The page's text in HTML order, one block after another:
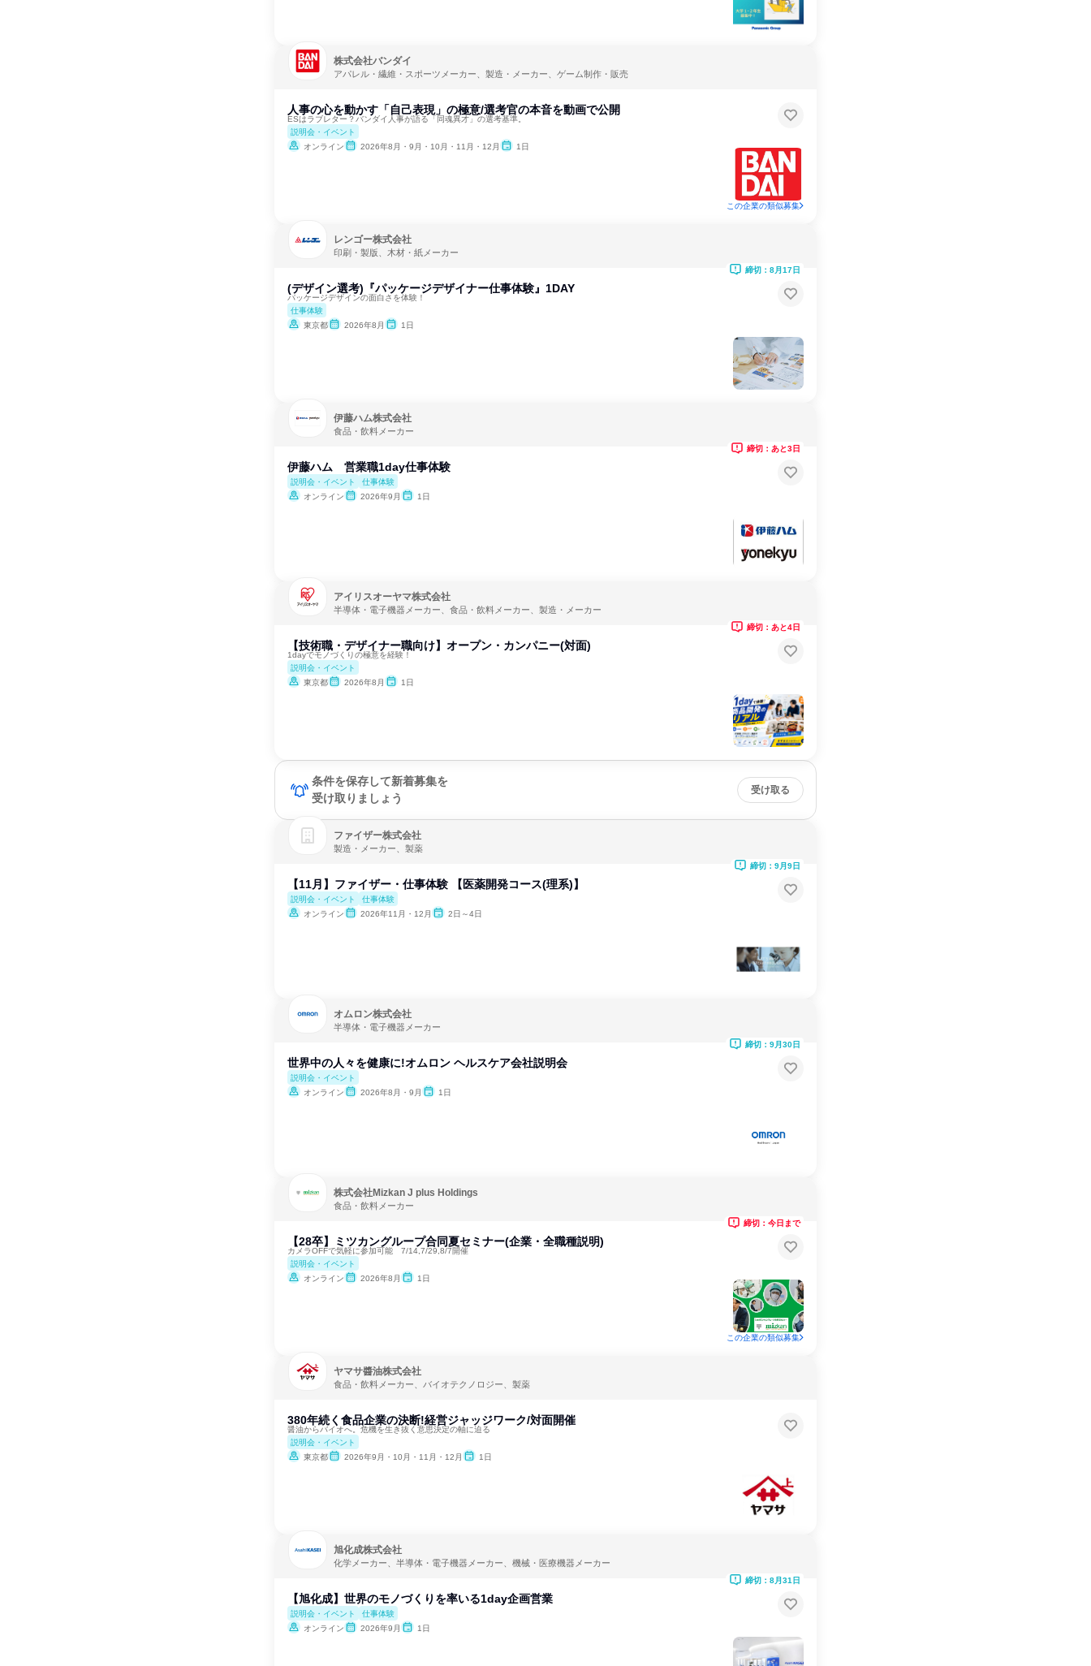
株式会社バンダイ
アパレル・繊維・スポーツメーカー、製造・メーカー、ゲーム制作・販売
人事の心を動かす「自己表現」の極意/選考官の本音を動画で公開
ESはラブレター？バンダイ人事が語る「同魂異才」の選考基準。
説明会・イベント
オンライン
2026年8月・9月・10月・11月・12月 1日
この企業の類似募集
レンゴー株式会社
印刷・製版、木材・紙メーカー
(デザイン選考)『パッケージデザイナー仕事体験』1DAY
パッケージデザインの面白さを体験！
仕事体験
東京都
2026年8月 1日
締切：8月17日
伊藤ハム株式会社
食品・飲料メーカー
伊藤ハム 営業職1day仕事体験
説明会・イベント
仕事体験
オンライン
2026年9月 1日
締切：あと3日
アイリスオーヤマ株式会社
半導体・電子機器メーカー、食品・飲料メーカー、製造・メーカー
【技術職・デザイナー職向け】オープン・カンパニー(対面)
1dayでモノづくりの極意を経験！
説明会・イベント
東京都
2026年8月 1日
締切：あと4日
条件を保存して新着募集を
受け取りましょう
受け取る
ファイザー株式会社
製造・メーカー、製薬
【11月】ファイザー・仕事体験 【医薬開発コース(理系)】
説明会・イベント
仕事体験
オンライン
2026年11月・12月 2日～4日
締切：9月9日
オムロン株式会社
半導体・電子機器メーカー
世界中の人々を健康に!オムロン ヘルスケア会社説明会
説明会・イベント
オンライン
2026年8月・9月 1日
締切：9月30日
株式会社Mizkan J plus Holdings
食品・飲料メーカー
【28卒】ミツカングループ合同夏セミナー(企業・全職種説明)
カメラOFFで気軽に参加可能 7/14,7/29,8/7開催
説明会・イベント
オンライン
2026年8月 1日
締切：今日まで
この企業の類似募集
ヤマサ醬油株式会社
食品・飲料メーカー、バイオテクノロジー、製薬
380年続く食品企業の決断!経営ジャッジワーク/対面開催
醤油からバイオへ。危機を生き抜く意思決定の軸に迫る
説明会・イベント
東京都
2026年9月・10月・11月・12月 1日
旭化成株式会社
化学メーカー、半導体・電子機器メーカー、機械・医療機器メーカー
【旭化成】世界のモノづくりを率いる1day企画営業
説明会・イベント
仕事体験
オンライン
2026年9月 1日
締切：8月31日